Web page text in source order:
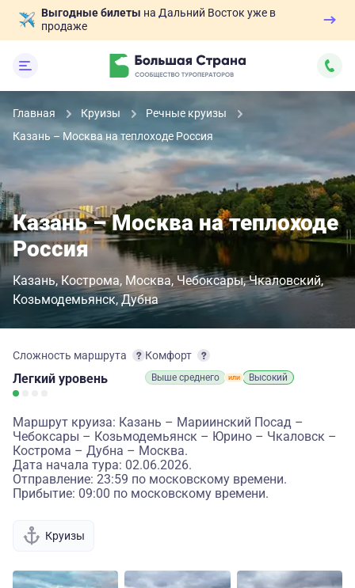
Выгодные билеты на Дальний Восток уже в
продаже
Главная Круизы
Речные круизы
Казань – Москва на теплоходе Россия
Казань – Москва на теплоходе
Россия
Казань Кострома Москва Чебоксары Чкаловский
Козьмодемьянск Дубна
Сложность маршрута
Легкий уровень
Комфорт
Выше среднего Высокий
Маршрут круиза: Казань – Мариинский Посад –
Чебоксары – Козьмодемьянск – Юрино – Чкаловск –
Кострома – Дубна – Москва.
Дата начала тура: 02.06.2026.
Отправление: 23:59 по московскому времени.
Прибытие: 09:00 по московскому времени.
Круизы